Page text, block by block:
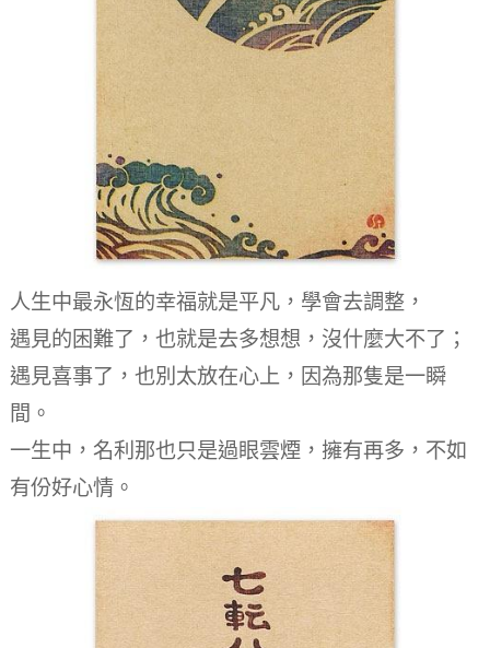
人生中最永恆的幸福就是平凡，學會去調整，
遇見的困難了，也就是去多想想，沒什麼大不了；
遇見喜事了，也別太放在心上，因為那隻是一瞬
間。
一生中，名利那也只是過眼雲煙，擁有再多，不如
有份好心情。